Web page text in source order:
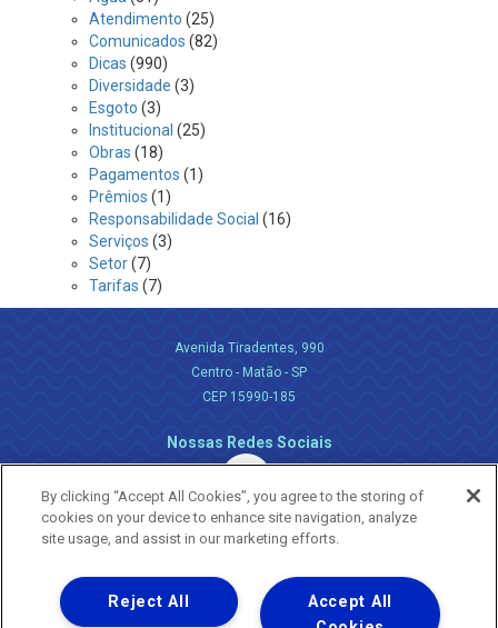
Atendimento (25)
Comunicados (82)
Dicas (990)
Diversidade (3)
Esgoto (3)
Institucional (25)
Obras (18)
Pagamentos (1)
Prêmios (1)
Responsabilidade Social (16)
Serviços (3)
Setor(7)
Tarifas (7)
Avenida Tiradentes, 990
Centro - Matão - SP
CEP 15990-185
Nossas Redes Sociais
Uma empresa
Copyright ® 2026 - Todos os Direitos Reservados.
By clicking “Accept All Cookies”, you agree to the storing of
cookies on your device to enhance site navigation, analyze
site usage, and assist in our marketing efforts.
Accept All
Reject All